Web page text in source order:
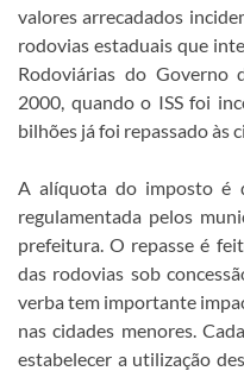
valores arrecadados
rodovias estaduais que
Rodoviárias do Governo
2000, quando o ISS foi
bilhões já foi repassado às
A alíquota do imposto é
regulamentada pelos
prefeitura. O repasse é
das rodovias sob
verba tem importante
nas cidades menores.
estabelecer a utilização